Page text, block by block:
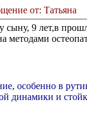
от: Татьяна
9 лет,в
методами
особенно в
динамики и